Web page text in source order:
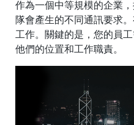
作為一個中等規模的企業
隊會產生的不同通訊要求
工作。關鍵的是，您的員
他們的位置和工作職責。